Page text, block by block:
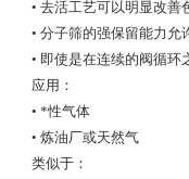
• 去活工艺可以明显改善
• 分子筛的强保留能力
• 即使是在连续的阀循
应用：
• *性气体
• 炼油厂或天然气
类似于：